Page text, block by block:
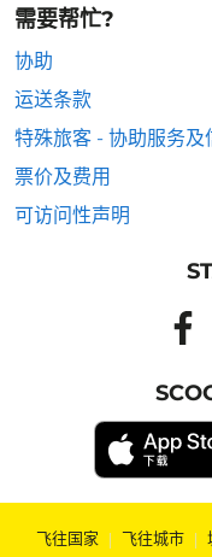
需要帮忙?
协助
运送条款
特殊旅客 - 协助服务及
票价及费用
可访问性声明
飞往国家 | 飞往城市 |